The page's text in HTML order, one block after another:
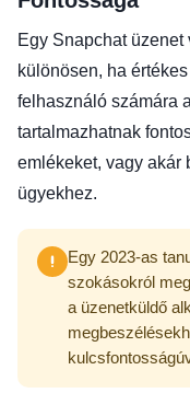
Egy Snapchat
különösen, ha
felhasználó számára
tartalmazhatnak
emlékeket, vagy akár
ügyekhez.
Egy 2023-as
szokásokról
a üzenetküldő